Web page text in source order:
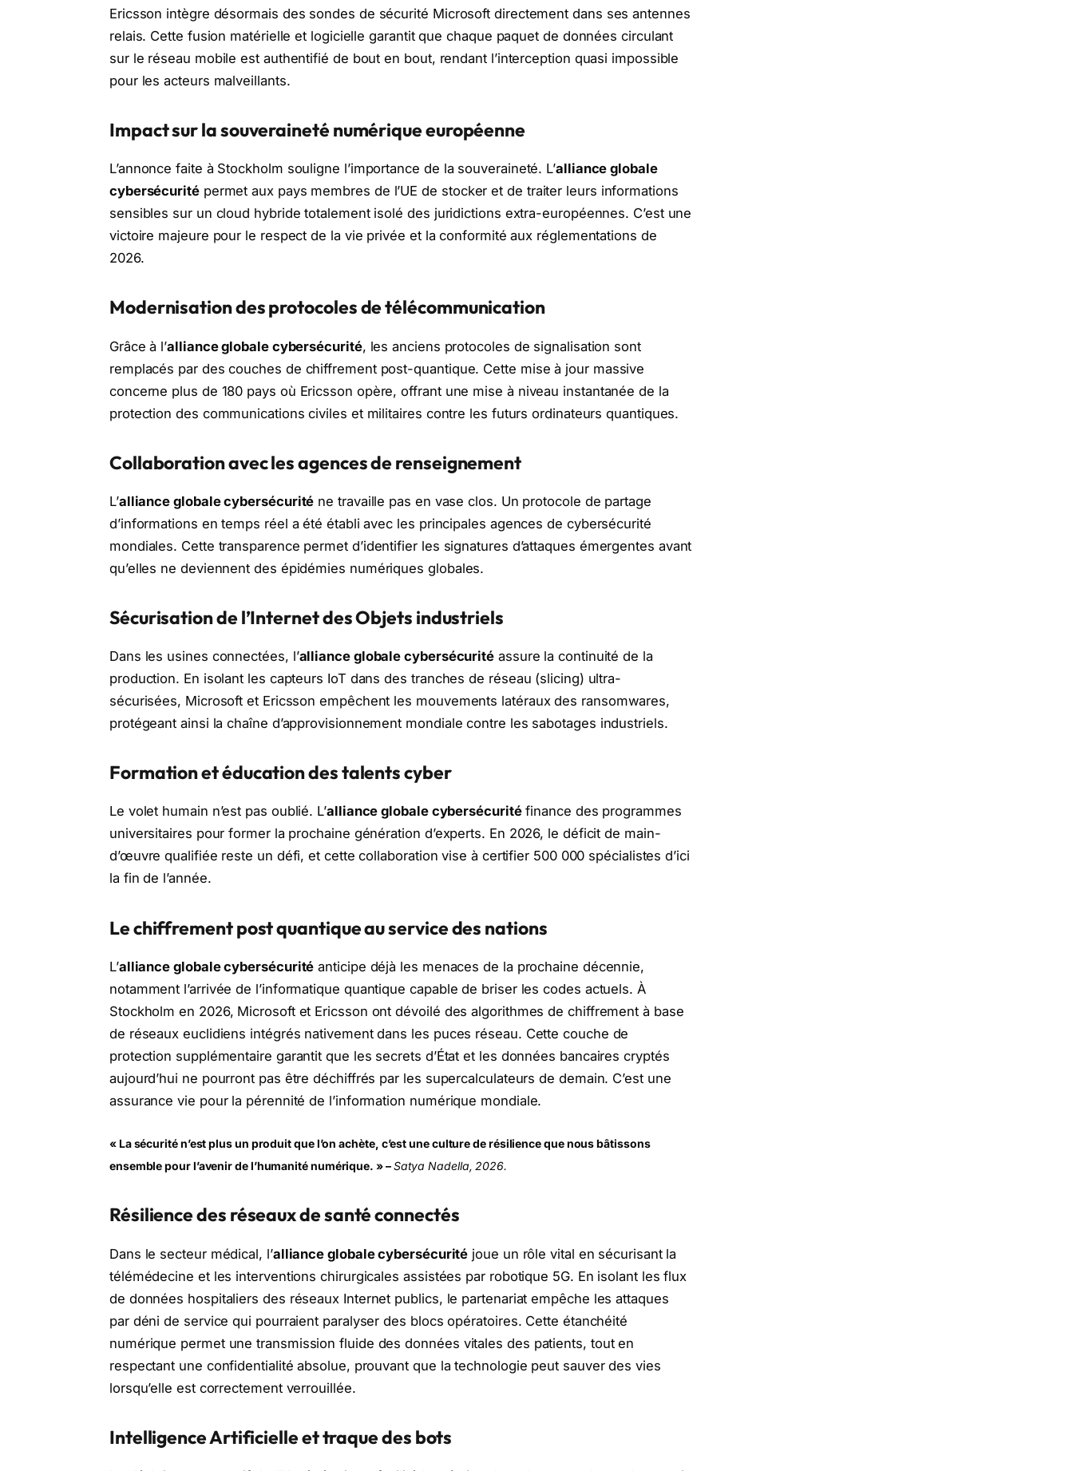
Ericsson intègre désormais des sondes de sécurité Microsoft directement dans ses antennes
relais. Cette fusion matérielle et logicielle garantit que chaque paquet de données circulant
sur le réseau mobile est authentifié de bout en bout, rendant l’interception quasi impossible
pour les acteurs malveillants.
Impact sur la souveraineté numérique européenne
L’annonce faite à Stockholm souligne l’importance de la souveraineté. L’alliance globale
cybersécuritépermet aux pays membres de l’UE de stocker et de traiter leurs informations
sensibles sur un cloud hybride totalement isolé des juridictions extra-européennes. C’est une
victoire majeure pour le respect de la vie privée et la conformité aux réglementations de
2026.
Modernisation des protocoles de télécommunication
Grâce à l’alliance globale cybersécurité, les anciens protocoles de signalisation sont
remplacés par des couches de chiffrement post-quantique. Cette mise à jour massive
concerne plus de 180 pays où Ericsson opère, offrant une mise à niveau instantanée de la
protection des communications civiles et militaires contre les futurs ordinateurs quantiques.
Collaboration avec les agences de renseignement
L’alliance globale cybersécurité ne travaille pas en vase clos. Un protocole de partage
d’informations en temps réel a été établi avec les principales agences de cybersécurité
mondiales. Cette transparence permet d’identifier les signatures d’attaques émergentes avant
qu’elles ne deviennent des épidémies numériques globales.
Sécurisation de l’Internet des Objets industriels
Dans les usines connectées, l’alliance globale cybersécurité assure la continuité de la
production. En isolant les capteurs IoT dans des tranches de réseau (slicing) ultra-
sécurisées, Microsoft et Ericsson empêchent les mouvements latéraux des ransomwares,
protégeant ainsi la chaîne d’approvisionnement mondiale contre les sabotages industriels.
Formation et éducation des talents cyber
Le volet humain n’est pas oublié. L’alliance globale cybersécuritéfinance des programmes
universitaires pour former la prochaine génération d’experts. En 2026, le déficit de main-
d’œuvre qualifiée reste un défi, et cette collaboration vise à certifier 500 000 spécialistes d’ici
la fin de l’année.
Le chiffrement post quantique au service des nations
L’alliance globale cybersécurité anticipe déjà les menaces de la prochaine décennie,
notamment l’arrivée de l’informatique quantique capable de briser les codes actuels. À
Stockholm en 2026, Microsoft et Ericsson ont dévoilé des algorithmes de chiffrement à base
de réseaux euclidiens intégrés nativement dans les puces réseau. Cette couche de
protection supplémentaire garantit que les secrets d’État et les données bancaires cryptés
aujourd’hui ne pourront pas être déchiffrés par les supercalculateurs de demain. C’est une
assurance vie pour la pérennité de l’information numérique mondiale.
« La sécurité n’est plus un produit que l’on achète, c’est une culture de résilience que nous bâtissons
ensemble pour l’avenir de l’humanité numérique. » –Satya Nadella, 2026.
Résilience des réseaux de santé connectés
Dans le secteur médical, l’alliance globale cybersécurité joue un rôle vital en sécurisant la
télémédecine et les interventions chirurgicales assistées par robotique 5G. En isolant les flux
de données hospitaliers des réseaux Internet publics, le partenariat empêche les attaques
par déni de service qui pourraient paralyser des blocs opératoires. Cette étanchéité
numérique permet une transmission fluide des données vitales des patients, tout en
respectant une confidentialité absolue, prouvant que la technologie peut sauver des vies
lorsqu’elle est correctement verrouillée.
Intelligence Artificielle et traque des bots